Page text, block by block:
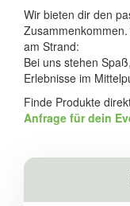
Wir bieten dir den
am Strand:
Bei uns stehen
Erlebnisse im
Finde Produkte
Anfrage für dein